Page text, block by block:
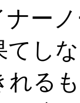
ナー
てし
れる